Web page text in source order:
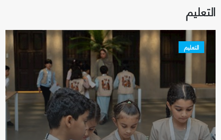
التعليم
التعليم